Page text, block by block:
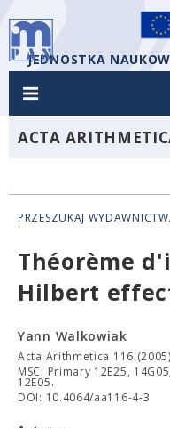
JEDNOSTKA
ACTA
PRZESZUKAJ
Théorème
Hilbert
Yann Walkowiak
Acta Arithmetica 116
MSC: Primary 12E25,
12E05.
DOI: 10.4064/aa116-4-3